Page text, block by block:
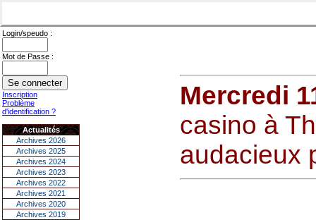
Login/speudo :
Mot de Passe :
Inscription
Problème
d'identification ?
Actualités
Archives 2026
Archives 2025
Archives 2024
Archives 2023
Archives 2022
Archives 2021
Archives 2020
Archives 2019
Mercredi
casino à
audacieux